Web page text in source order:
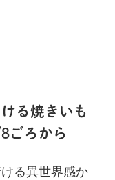
る焼きいも
ごろから
る異世界感か